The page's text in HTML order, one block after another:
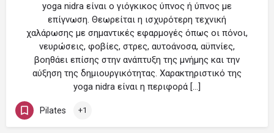
yoga nidra είναι ο γιόγκικος ύπνος ή ύπνος με
επίγνωση. Θεωρείται η ισχυρότερη τεχνική
χαλάρωσης με σημαντικές εφαρμογές όπως οι πόνοι,
νευρώσεις, φοβίες, στρες, αυτοάνοσα, αϋπνίες,
βοηθάει επίσης στην ανάπτυξη της μνήμης και την
αύξηση της δημιουργικότητας. Χαρακτηριστικό της
yoga nidra είναι η περιφορά […]
Pilates +1